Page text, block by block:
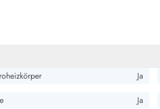
Perfekt geeignet für zwei
Ja
Ja